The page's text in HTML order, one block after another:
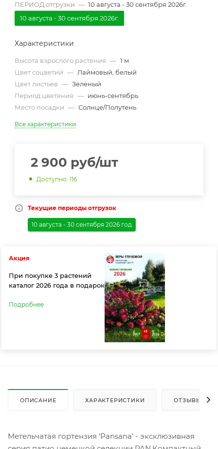
ПЕРИОД отгрузки — 10 августа - 30 сентября 2026г.
10 августа - 30 сентября 2026г.
Характеристики
Высота взрослого растения — 1 м
Цвет соцветий — Лаймовый, белый
Цвет листьев — Зеленый
Период цветения — июнь-сентябрь
Место посадки — Солнце/Полутень
Все характеристики
2 900 руб/шт
Доступно: 116
Текущие периоды отгрузок
10 августа - 30 сентября 2026 год
Акция
При покупке 3 растений
каталог 2026 года в подарок
Подробнее
ОПИСАНИЕ ХАРАКТЕРИСТИКИ ОТЗЫВЫ
Метельчатая гортензия ‘Pansana’ - эксклюзивная